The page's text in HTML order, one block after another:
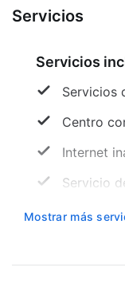
Servicios
Servicios
Servicios
Centro
Internet
Servicio
Mostrar más